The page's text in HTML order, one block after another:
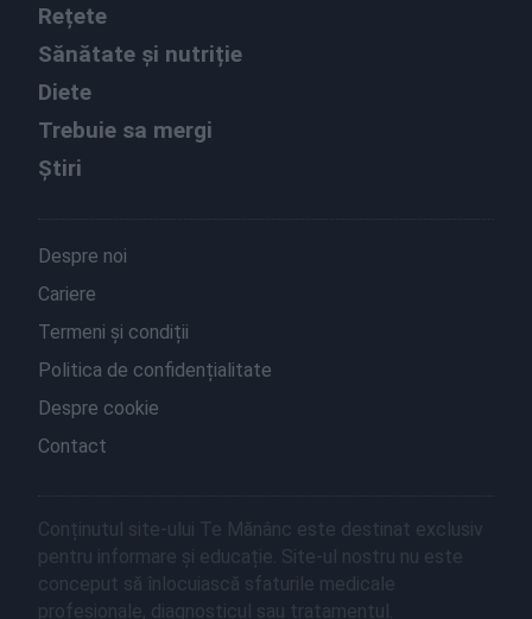
Rețete
Sănătate și nutriție
Diete
Trebuie sa mergi
Știri
Despre noi
Cariere
Termeni și condiții
Politica de confidențialitate
Despre cookie
Contact
Conținutul site-ului Te Mănânc este destinat exclusiv
pentru informare și educație. Site-ul nostru nu este
conceput să înlocuiască sfaturile medicale
profesionale, diagnosticul sau tratamentul.